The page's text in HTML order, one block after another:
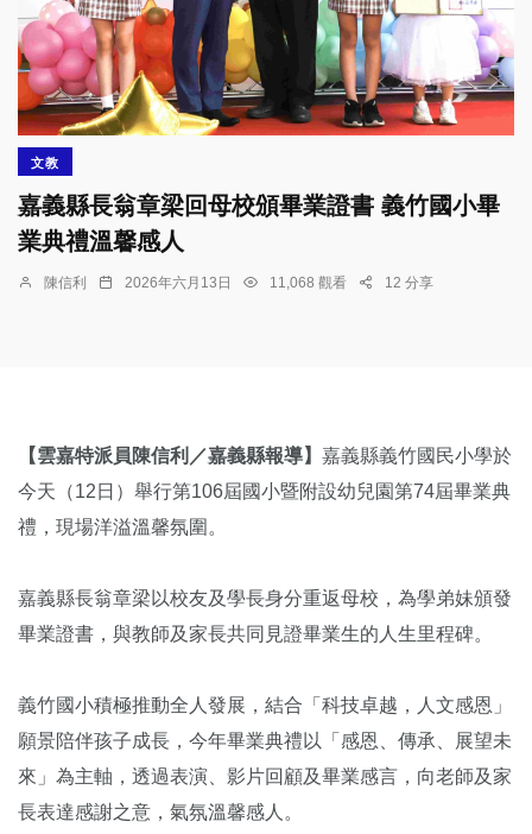
文教
嘉義縣長翁章梁回母校頒畢業證書 義竹國小畢
業典禮溫馨感人
陳信利 2026年六月13日 11,068 觀看 12 分享
【雲嘉特派員陳信利／嘉義縣報導】 嘉義縣義竹國民小學於
今天（12日）舉行第106屆國小暨附設幼兒園第74屆畢業典
禮，現場洋溢溫馨氛圍。
嘉義縣長翁章梁以校友及學長身分重返母校，為學弟妹頒發
畢業證書，與教師及家長共同見證畢業生的人生里程碑。
義竹國小積極推動全人發展，結合「科技卓越，人文感恩」
願景陪伴孩子成長，今年畢業典禮以「感恩、傳承、展望未
來」為主軸，透過表演、影片回顧及畢業感言，向老師及家
長表達感謝之意，氣氛溫馨感人。